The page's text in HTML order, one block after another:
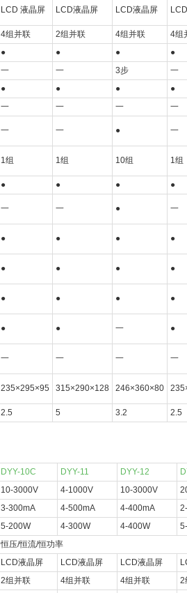
LCD 液晶屏 LCD液晶屏 LCD液晶屏
4组并联 2组并联 4组并联
4组
● ● ●
●
一 一 3步
一
● ● ●
●
一 一 一
一
一 一 ● 一
1组 1组 10组 1组
● ● ●
●
一 一 ● 一
● ● ● ●
● ● ● ●
● ● ● ●
● ● 一 ●
一 一 一 一
235×295×95 315×290×128 246×360×80
2.5 5 3.2 2.5
DYY-10C DYY-11 DYY-12
10-3000V 4-1000V 10-3000V
3-300mA 4-500mA 4-400mA
5-200W 4-300W 4-400W
恒压/恒流/恒功率
LCD液晶屏 LCD液晶屏 LCD液晶屏
2组并联 4组并联 4组并联
2